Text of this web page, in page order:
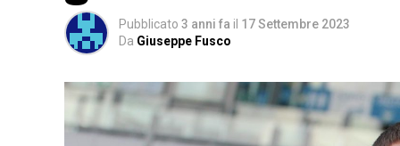
Pubblicato 3 anni fa il 17 Settembre 2023
Da Giuseppe Fusco